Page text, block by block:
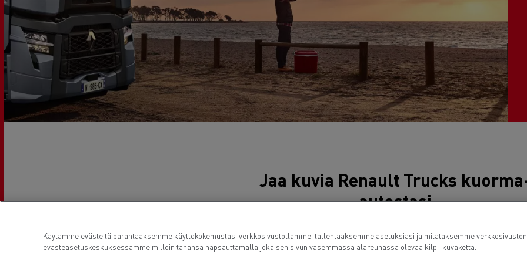
Jaa kuvia Renault Trucks
autostasi
Käytämme evästeitä parantaaksemme käyttökokemustasi verkkosivustollamme, tallentaaksemme asetuksiasi ja mitataksemme
evästeasetuskeskuksessamme milloin tahansa napsauttamalla jokaisen sivun vasemmassa alareunassa olevaa kilpi-kuvaketta.